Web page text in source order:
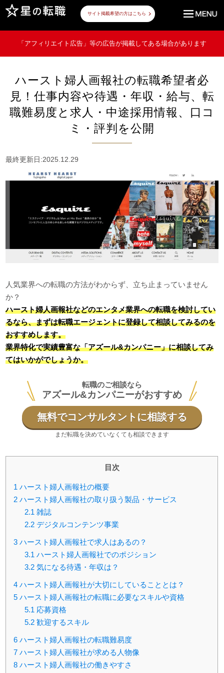
サイト掲載希望の方はこちら
「アフィリエイト広告」等の広告が掲載してある場合があります
ハースト婦人画報社の転職希望者必
見！仕事内容や待遇・年収・給与、転
職難易度と求人・中途採用情報、口コ
ミ・評判を公開
最終更新日:2025.12.29
人気業界への転職の方法がわからず、立ち止まっていません
か？
ハースト婦人画報社などのエンタメ業界への転職を検討してい
るなら、まずは転職エージェントに登録して相談してみるのを
おすすめします。
業界特化で実績豊富な「アズール&カンパニー」に相談してみ
てはいかがでしょうか。
転職のご相談なら
アズール&カンパニーがおすすめ
無料でコンサルタントに相談する
まだ転職を決めていなくても相談できます
目次
1 ハースト婦人画報社の概要
2 ハースト婦人画報社の取り扱う製品・サービス
2.1 雑誌
2.2 デジタルコンテンツ事業
3 ハースト婦人画報社で求人はあるの？
3.1 ハースト婦人画報社でのポジション
3.2 気になる待遇・年収は？
4 ハースト婦人画報社が大切にしていることとは？
5 ハースト婦人画報社の転職に必要なスキルや資格
5.1 応募資格
5.2 歓迎するスキル
6 ハースト婦人画報社の転職難易度
7 ハースト婦人画報社が求める人物像
8 ハースト婦人画報社の働きやすさ